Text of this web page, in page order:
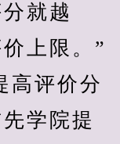
就越
上限。”
评价分
学院提